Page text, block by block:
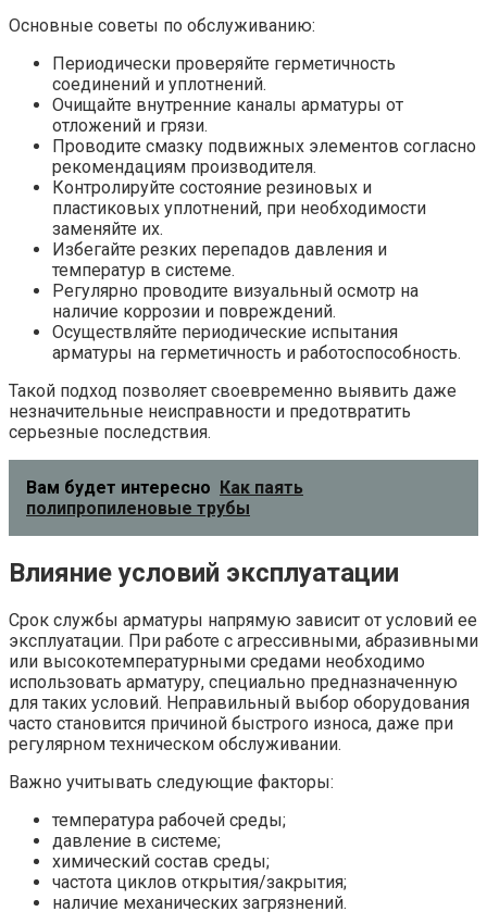
Основные советы по обслуживанию:
Периодически проверяйте герметичность
соединений и уплотнений.
Очищайте внутренние каналы арматуры от
отложений и грязи.
Проводите смазку подвижных элементов согласно
рекомендациям производителя.
Контролируйте состояние резиновых и
пластиковых уплотнений, при необходимости
заменяйте их.
Избегайте резких перепадов давления и
температур в системе.
Регулярно проводите визуальный осмотр на
наличие коррозии и повреждений.
Осуществляйте периодические испытания
арматуры на герметичность и работоспособность.
Такой подход позволяет своевременно выявить даже
незначительные неисправности и предотвратить
серьезные последствия.
Вам будет интересно
Как паять
полипропиленовые трубы
Влияние условий эксплуатации
Срок службы арматуры напрямую зависит от условий ее
эксплуатации. При работе с агрессивными, абразивными
или высокотемпературными средами необходимо
использовать арматуру, специально предназначенную
для таких условий. Неправильный выбор оборудования
часто становится причиной быстрого износа, даже при
регулярном техническом обслуживании.
Важно учитывать следующие факторы:
температура рабочей среды;
давление в системе;
химический состав среды;
частота циклов открытия/закрытия;
наличие механических загрязнений.